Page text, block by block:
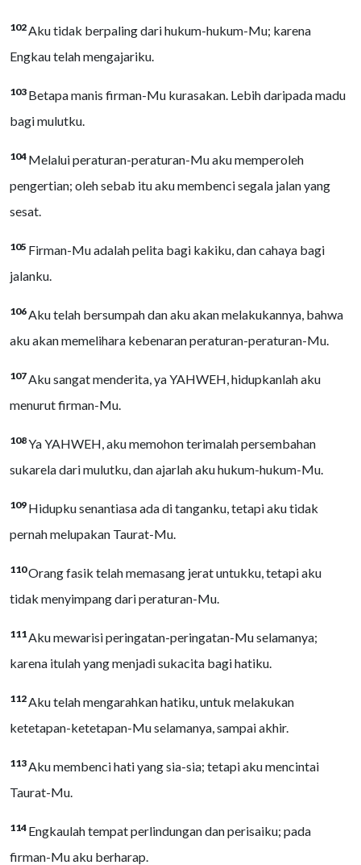
102Aku tidak berpaling dari hukum-hukum-Mu; karena
Engkau telah mengajariku.
103 Betapa manis firman-Mu kurasakan. Lebih daripada madu
bagi mulutku.
104 Melalui peraturan-peraturan-Mu aku memperoleh
pengertian; oleh sebab itu aku membenci segala jalan yang
sesat.
105 Firman-Mu adalah pelita bagi kakiku, dan cahaya bagi
jalanku.
106Aku telah bersumpah dan aku akan melakukannya, bahwa
aku akan memelihara kebenaran peraturan-peraturan-Mu.
107Aku sangat menderita, ya YAHWEH, hidupkanlah aku
menurut firman-Mu.
108Ya YAHWEH, aku memohon terimalah persembahan
sukarela dari mulutku, dan ajarlah aku hukum-hukum-Mu.
109 Hidupku senantiasa ada di tanganku, tetapi aku tidak
pernah melupakan Taurat-Mu.
110Orang fasik telah memasang jerat untukku, tetapi aku
tidak menyimpang dari peraturan-Mu.
111Aku mewarisi peringatan-peringatan-Mu selamanya;
karena itulah yang menjadi sukacita bagi hatiku.
112Aku telah mengarahkan hatiku, untuk melakukan
ketetapan-ketetapan-Mu selamanya, sampai akhir.
113Aku membenci hati yang sia-sia; tetapi aku mencintai
Taurat-Mu.
114 Engkaulah tempat perlindungan dan perisaiku; pada
firman-Mu aku berharap.